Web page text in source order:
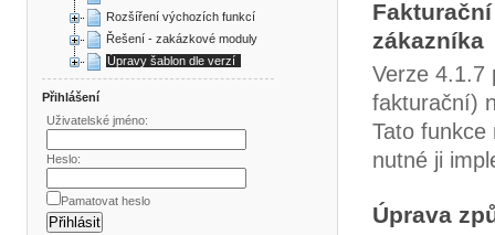
Rozšíření výchozích funkcí
Řešení - zakázkové moduly
Úpravy šablon dle verzí
Přihlášení
Uživatelské jméno:
Heslo:
Pamatovat heslo
zákazníka
Verze 4.1.7
fakturační)
Tato funkce
nutné ji
Úprava